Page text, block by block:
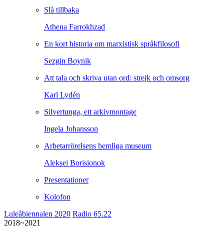
Slå tillbaka
Athena Farrokhzad
En kort historia om marxistisk språkfilosofi
Sezgin Boynik
Att tala och skriva utan ord: strejk och omsorg
Karl Lydén
Silvertunga, ett arkivmontage
Ingela Johansson
Arbetarrörelsens hemliga museum
Aleksei Borisionok
Presentationer
Kolofon
Luleåbiennalen 2020 Radio 65.22
2018~2021